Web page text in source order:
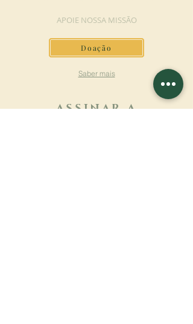
APOIE NOSSA MISSÃO
Doação
Saber mais
ASSINAR A